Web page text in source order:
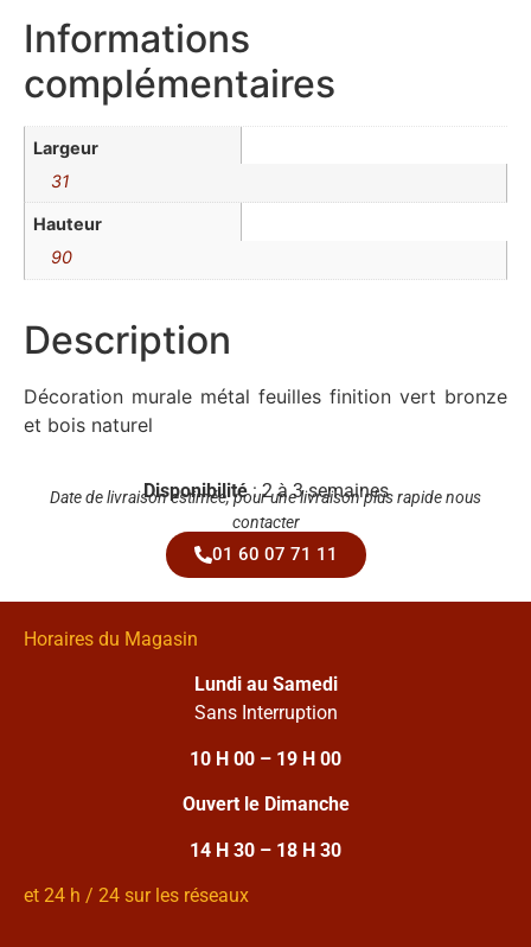
Informations
complémentaires
Largeur
31
Hauteur
90
Description
Décoration murale métal feuilles finition vert bronze
et bois naturel
Disponibilité: 2 à 3 semaines
Date de livraison estimée, pour une livraison plus rapide nous
contacter
01 60 07 71 11
Horaires du Magasin
Lundi au Samedi
Sans Interruption
10 H 00 – 19 H 00
Ouvert le Dimanche
14 H 30 – 18 H 30
et 24 h / 24 sur les réseaux